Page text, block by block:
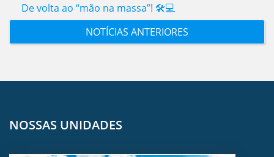
De volta ao “mão na massa”! 🛠️💻
NOTÍCIAS ANTERIORES
NOSSAS UNIDADES